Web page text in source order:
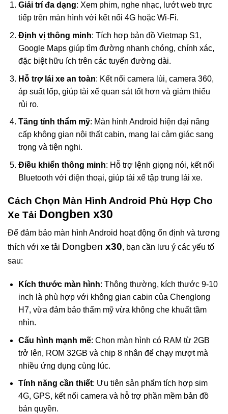
Giải trí đa dạng: Xem phim, nghe nhạc, lướt web trực
tiếp trên màn hình với kết nối 4G hoặc Wi-Fi.
Định vị thông minh: Tích hợp bản đồ Vietmap S1,
Google Maps giúp tìm đường nhanh chóng, chính xác,
đặc biệt hữu ích trên các tuyến đường dài.
Hỗ trợ lái xe an toàn: Kết nối camera lùi, camera 360,
áp suất lốp, giúp tài xế quan sát tốt hơn và giảm thiểu
rủi ro.
Tăng tính thẩm mỹ: Màn hình Android hiện đại nâng
cấp không gian nội thất cabin, mang lại cảm giác sang
trọng và tiện nghi.
Điều khiển thông minh: Hỗ trợ lệnh giọng nói, kết nối
Bluetooth với điện thoại, giúp tài xế tập trung lái xe.
Cách Chọn Màn Hình Android Phù Hợp Cho
Xe Tải Dongben x30
Để đảm bảo màn hình Android hoạt động ổn định và tương
thích với xe tải Dongben x30, bạn cần lưu ý các yếu tố
sau:
Kích thước màn hình: Thông thường, kích thước 9-10
inch là phù hợp với không gian cabin của Chenglong
H7, vừa đảm bảo thẩm mỹ vừa không che khuất tầm
nhìn.
Cấu hình mạnh mẽ: Chọn màn hình có RAM từ 2GB
trở lên, ROM 32GB và chip 8 nhân để chạy mượt mà
nhiều ứng dụng cùng lúc.
Tính năng cần thiết: Ưu tiên sản phẩm tích hợp sim
4G, GPS, kết nối camera và hỗ trợ phần mềm bản đồ
bản quyền.